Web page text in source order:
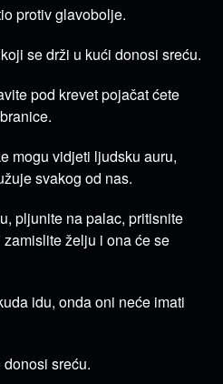
protiv glavobolje.
se drži u kući donosi sreću.
pod krevet pojačat ćete
mogu vidjeti ljudsku auru,
svakog od nas.
pljunite na palac, pritisnite
želju i ona će se
idu, onda oni neće imati
sreću.